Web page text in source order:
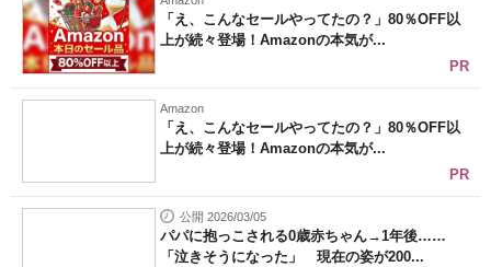
「え、こんなセールやってたの？」80％OFF以
上が続々登場！Amazonの本気が...
PR
Amazon
「え、こんなセールやってたの？」80％OFF以
上が続々登場！Amazonの本気が...
PR
公開 2026/03/05
パパに抱っこされる0歳赤ちゃん→1年後……
「泣きそうになった」 現在の姿が200...